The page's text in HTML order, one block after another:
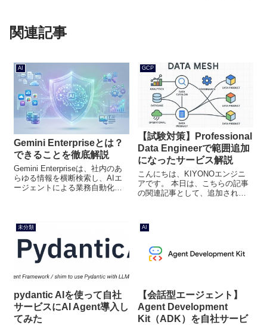
関連記事
AI
Gemini Enterpriseとは？
できることを徹底解説
Gemini Enterpriseは、社内のあ
らゆる情報を横断検索し、AIエ
ージェントによる業務自動化を
実現できる...
GCP
【試験対策】Professional
Data Engineerで範囲追加
になったサービス解説
こんにちは、KIYONOエンジニ
アです。 本日は、こちらの記事
の関連記事として、追加された
Datastream ...
未分類
pydantic AIを使って自社
サービスにAI Agent導入し
てみた
AI
【会話型エージェント】
Agent Development
Kit（ADK）を自社サービ